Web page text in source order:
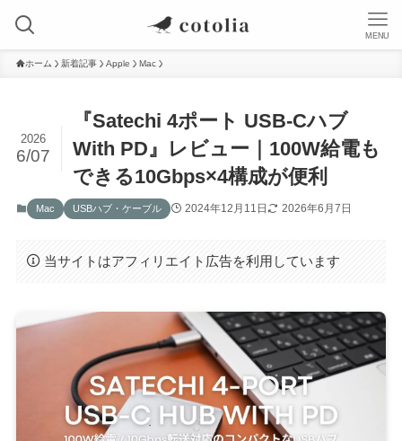
MENU
ホーム 新着記事 Apple Mac
『Satechi 4ポート USB-Cハブ
With PD』レビュー｜100W給電も
できる10Gbps×4構成が便利
2026
6/07
Mac USBハブ・ケーブル 2024年12月11日 2026年6月7日
当サイトはアフィリエイト広告を利用しています